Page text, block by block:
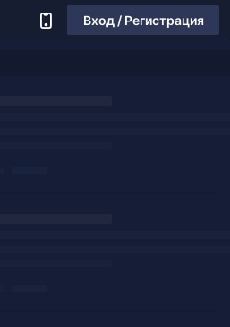
Вход / Регистрация